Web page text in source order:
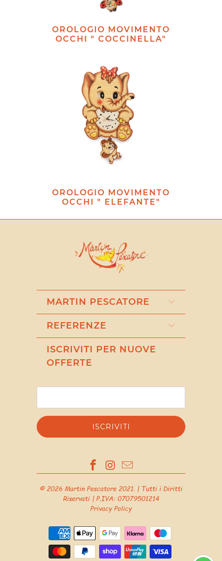
OROLOGIO MOVIMENTO
OCCHI " COCCINELLA"
OROLOGIO MOVIMENTO
OCCHI " ELEFANTE"
MARTIN PESCATORE
REFERENZE
ISCRIVITI PER NUOVE
OFFERTE
© 2026 Martin Pescatore 2021. | Tutti i Diritti
Riservati | P.IVA: 07079501214
Privacy Policy